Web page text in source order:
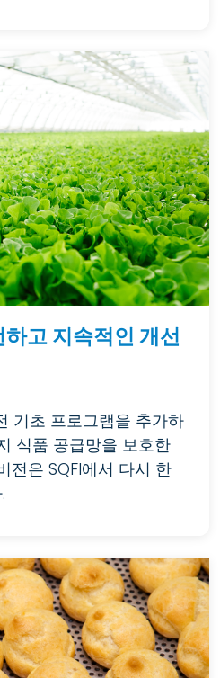
고 지속적인 개선
기초 프로그램을 추가하
식품 공급망을 보호한
전은 SQFI에서 다시 한